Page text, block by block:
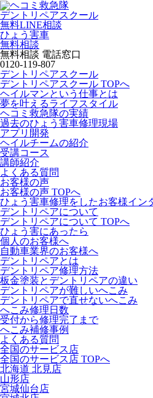
デントリペアスクール
無料LINE相談
ひょう害車
無料相談
無料相談 電話窓口
0120-119-807
デントリペアスクール
デントリペアスクール TOPへ
ヘイルマンという仕事とは
夢を叶えるライフスタイル
ヘコミ救急隊の実績
過去のひょう害車修理現場
アプリ開発
ヘイルチームの紹介
受講コース
講師紹介
よくある質問
お客様の声
お客様の声 TOPへ
ひょう害車修理をしたお客様イン
デントリペアについて
デントリペアについて TOPへ
ひょう害にあったら
個人のお客様へ
自動車業界のお客様へ
デントリペアとは
デントリペア修理方法
板金塗装とデントリペアの違い
デントリペアが難しいへこみ
デントリペアで直せないへこみ
へこみ修理日数
受付から修理完了まで
へこみ補修事例
よくある質問
全国のサービス店
全国のサービス店 TOPへ
北海道 北見店
山形店
宮城仙台店